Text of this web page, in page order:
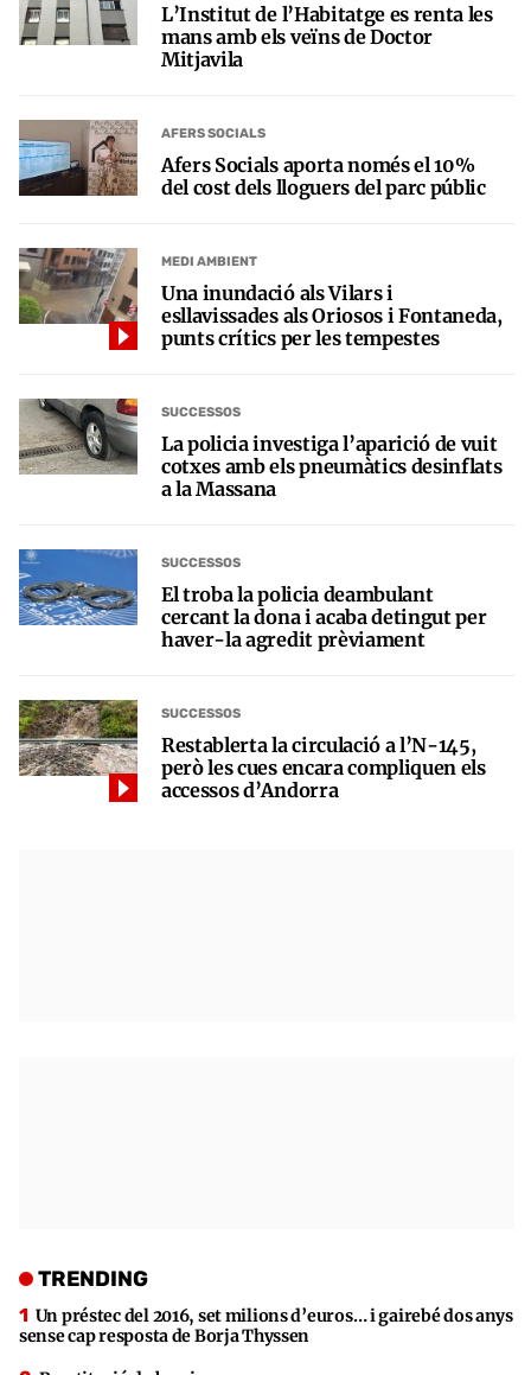
L’Institut de l’Habitatge es renta les
mans amb els veïns de Doctor
Mitjavila
AFERS SOCIALS
Afers Socials aporta només el 10%
del cost dels lloguers del parc públic
MEDI AMBIENT
Una inundació als Vilars i
esllavissades als Oriosos i Fontaneda,
punts crítics per les tempestes
SUCCESSOS
La policia investiga l’aparició de vuit
cotxes amb els pneumàtics desinflats
a la Massana
SUCCESSOS
El troba la policia deambulant
cercant la dona i acaba detingut per
haver-la agredit prèviament
SUCCESSOS
Restablerta la circulació a l’N-145,
però les cues encara compliquen els
accessos d’Andorra
TRENDING
Un préstec del 2016, set milions d’euros… i gairebé dos anys
sense cap resposta de Borja Thyssen